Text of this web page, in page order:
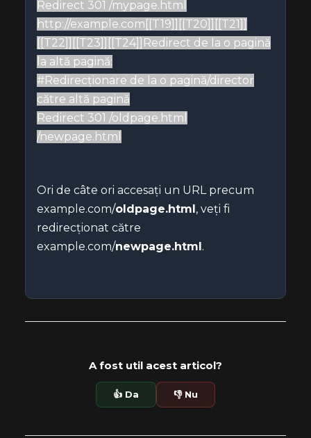
Redirect 301 /mypage.html
http://example.com[[T19]][[T20]][[T21]]
[[T22]][[T23]][[T24]]Redirect de la o pagină
la altă pagină:
#Redirecționare de la o pagină/director
către altă pagină
Redirect 301 /oldpage.html
/newpage.html
Ori de câte ori accesați un URL precum
example.com/oldpage.html, veți fi
redirecționat către
example.com/newpage.html.
A fost util acest articol?
👍 Da 👎 Nu